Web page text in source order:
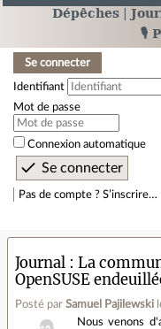
Dépêches
🎙️
Se connecter
Identifiant
Mot de passe
Connexion automatique
Pas de compte ? S’inscrire…
Journal
La
OpenSUSE
Posté par Samuel Pajilewski
Nous venons